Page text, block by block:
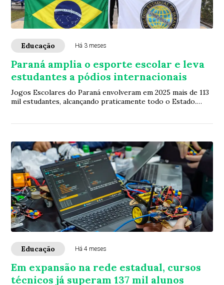
Educação Há 3 meses
Paraná amplia o esporte escolar e leva
estudantes a pódios internacionais
Jogos Escolares do Paraná envolveram em 2025 mais de 113
mil estudantes, alcançando praticamente todo o Estado.
Educação Há 4 meses
Em expansão na rede estadual, cursos
técnicos já superam 137 mil alunos